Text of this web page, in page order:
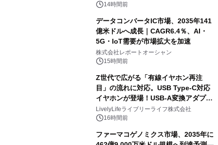
14時間前
データコンバータIC市場、2035年141
億米ドルへ成長｜CAGR6.4％、AI・
5G・IoT需要が市場拡大を加速
株式会社レポートオーシャン
15時間前
Z世代で広がる「有線イヤホン再注
目」の流れに対応。USB Type-C対応
イヤホンが登場！USB-A変換アダプタ
ー付きでスマホからパソコンまで幅広
く活用可能
LivelyLifeライブリーライフ株式会社
16時間前
ファーマコゲノミクス市場、2035年に